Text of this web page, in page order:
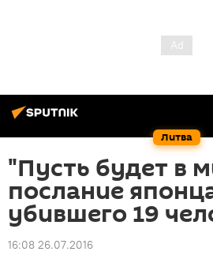
Литва
"Пусть будет в
послание
убившего 19
16:08 26.07.2016